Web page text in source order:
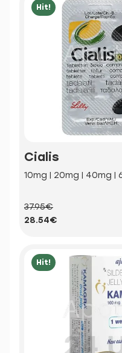
Hit!
Cialis
10mg | 20mg | 40mg |
37.95€
28.54€
Hit!